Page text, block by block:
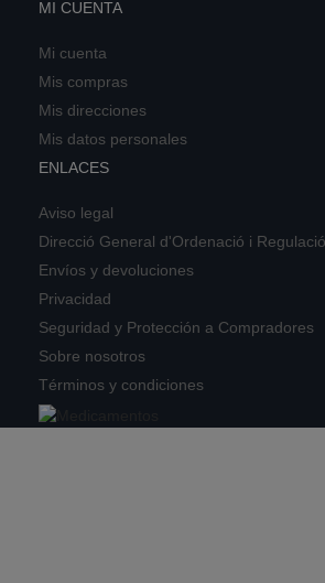
MI CUENTA
Mi cuenta
Mis compras
Mis direcciones
Mis datos personales
ENLACES
Aviso legal
Direcció General d'Ordenació i
Envíos y devoluciones
Privacidad
Seguridad y Protección a Compradores
Sobre nosotros
Términos y condiciones